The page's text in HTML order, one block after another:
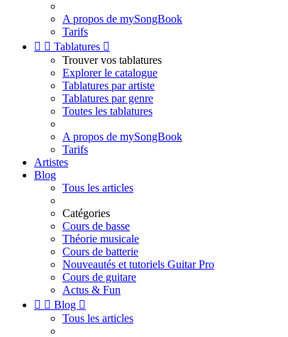
A propos de mySongBook
Tarifs
  Tablatures 
Trouver vos tablatures
Explorer le catalogue
Tablatures par artiste
Tablatures par genre
Toutes les tablatures
A propos de mySongBook
Tarifs
Artistes
Blog
Tous les articles
Catégories
Cours de basse
Théorie musicale
Cours de batterie
Nouveautés et tutoriels Guitar Pro
Cours de guitare
Actus & Fun
  Blog 
Tous les articles